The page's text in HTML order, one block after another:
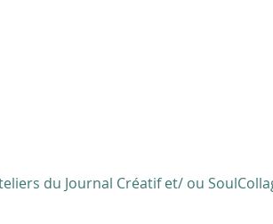
du Journal Créatif et/ ou